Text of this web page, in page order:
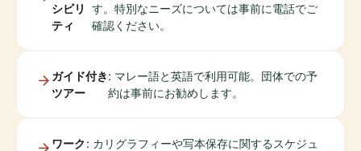
シビリ
ティ
す。特別なニーズについては事前に電話でご
確認ください。
ガイド付き
ツアー
: マレー語と英語で利用可能。団体での予
約は事前にお勧めします。
ワーク : カリグラフィーや写本保存に関するスケジュ